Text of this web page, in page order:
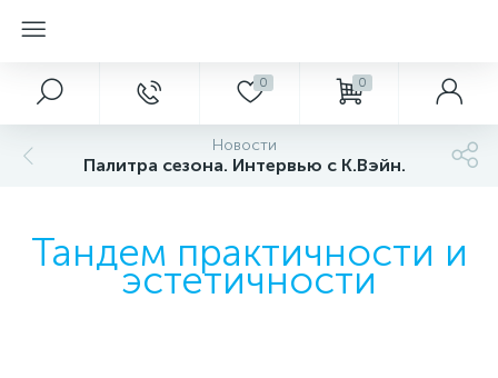
0 0
Новости
Палитра сезона. Интервью с К.Вэйн.
Тандем практичности и
эстетичности